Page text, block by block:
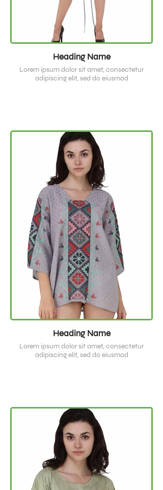
Heading Name
Lorem ipsum dolor sit amet, consectetur
adipiscing elit, sed do eiusmod
Heading Name
Lorem ipsum dolor sit amet, consectetur
adipiscing elit, sed do eiusmod